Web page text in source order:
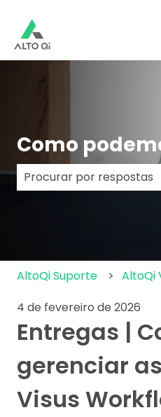
Como
Não há sugestões
AltoQi Suporte AltoQi
4 de fevereiro de 2026
Entregas |
gerenciar
Visus